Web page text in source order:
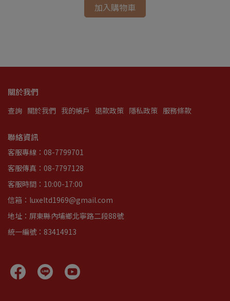
加入購物車
關於我們
查詢 關於我們 我的帳戶 退款政策 隱私政策 服務條款
聯絡資訊
客服專線：08-7799701
客服傳真：08-7797128
客服時間：10:00-17:00
信箱：luxeltd1969@gmail.com
地址：屏東縣內埔鄉北寧路二段88號
統一編號：83414913